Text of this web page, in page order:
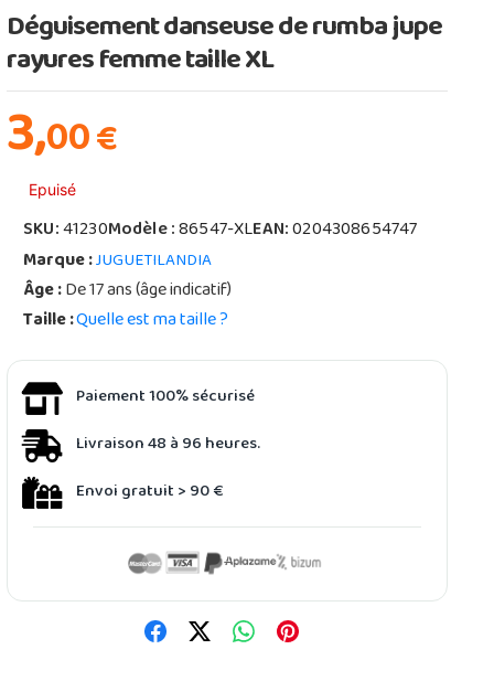
Déguisement danseuse de rumba jupe
rayures femme taille XL
3,00€
Epuisé
SKU:41230Modèle :86547-XLEAN:0204308654747
Marque :JUGUETILANDIA
Âge :De 17 ans (âge indicatif)
Taille :Quelle est ma taille ?
Paiement 100% sécurisé
Livraison 48 à 96 heures.
Envoi gratuit > 90 €